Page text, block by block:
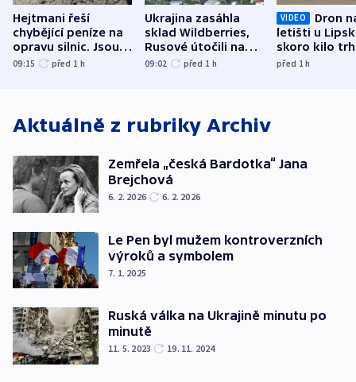
Hejtmani řeší
chybějící peníze na
opravu silnic. Jsou
nenárokové, namítá
09:15 před 1 h
Ukrajina zasáhla
sklad Wildberries,
Rusové útočili na
trh, hasiče či
09:02 před 1 h
VIDEO
Dron
letišti u
skoro kilo
indicie
před 1h
Aktuálně z rubriky Archiv
Zemřela „česká Bardotka“ Jana
Brejchová
6. 2. 2026 6. 2. 2026
Le Pen byl mužem kontroverzních
výroků a symbolem
7. 1. 2025
Ruská válka na Ukrajině minutu po
minutě
11. 5. 2023 19. 11. 2024